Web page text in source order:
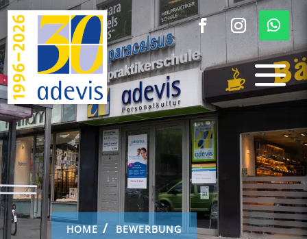
HOME BEWERBUNG